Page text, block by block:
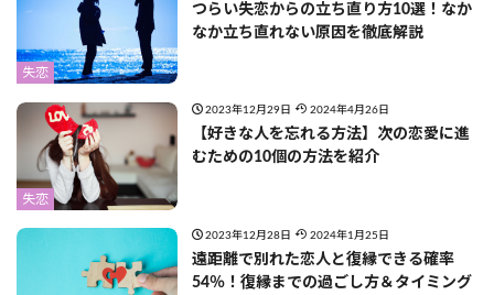
失恋
つらい失恋からの立ち直り方10選！なか
なか立ち直れない原因を徹底解説
失恋
2023年12月29日 2024年4月26日
【好きな人を忘れる方法】次の恋愛に進
むための10個の方法を紹介
2023年12月28日 2024年1月25日
遠距離で別れた恋人と復縁できる確率
54％！復縁までの過ごし方＆タイミング